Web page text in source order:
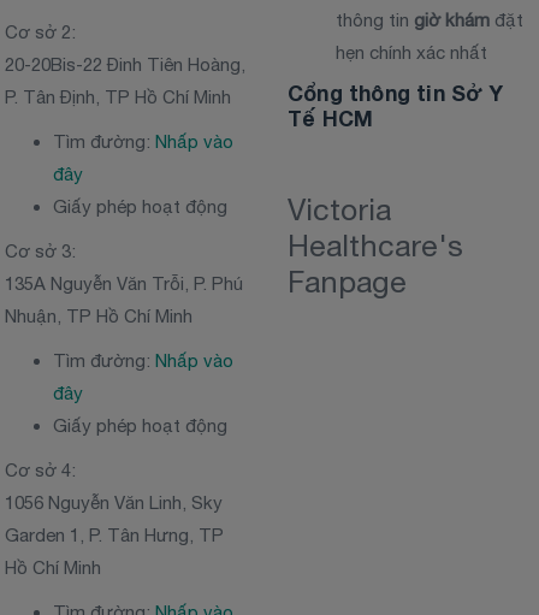
Cơ sở 2:
20-20Bis-22 Đinh Tiên Hoàng,
P. Tân Định, TP Hồ Chí Minh
Tìm đường:Nhấp vào
đây
Giấy phép hoạt động
Cơ sở 3:
135A Nguyễn Văn Trỗi, P. Phú
Nhuận, TP Hồ Chí Minh
Tìm đường:Nhấp vào
đây
Giấy phép hoạt động
Cơ sở 4:
1056 Nguyễn Văn Linh, Sky
Garden 1, P. Tân Hưng, TP
Hồ Chí Minh
thông tin giờ khám đặt
hẹn chính xác nhất
Cổng thông tin Sở Y
Tế HCM
Victoria
Healthcare's
Fanpage